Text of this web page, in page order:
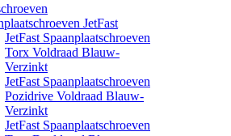
JetFast
JetFast Spaanplaatschroeven
Torx Voldraad Blauw-
Verzinkt
JetFast Spaanplaatschroeven
Pozidrive Voldraad Blauw-
Verzinkt
JetFast Spaanplaatschroeven